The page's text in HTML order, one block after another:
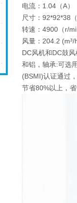
电流：1.04（A）
尺寸：92*92*38
转速：4900（r/
风量：204.2 (m³/
DC风机和DC鼓
和铝，轴承:可选
(BSMI)认证通过
节省80%以上，